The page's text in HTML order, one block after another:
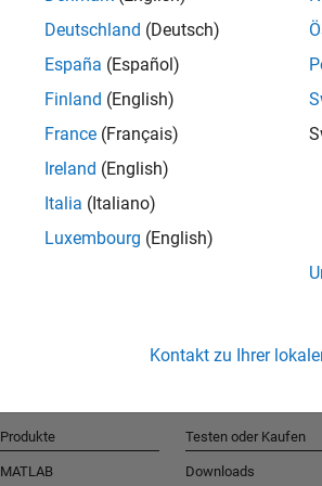
Deutschland (Deutsch)
España (Español)
Finland (English)
France (Français)
Ireland (English)
Italia (Italiano)
Luxembourg (English)
Kontakt zu Ihrer
Produkte
MATLAB
Testen oder Kaufen
Downloads